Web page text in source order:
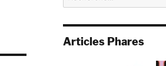
pour :
Articles Phares